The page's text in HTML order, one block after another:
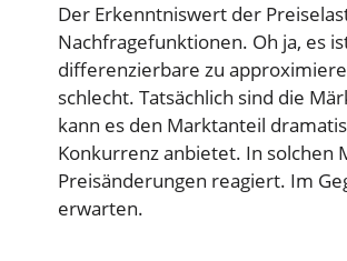
Der Erkenntniswert der
Nachfragefunktionen. Oh ja, es
differenzierbare zu
schlecht. Tatsächlich sind die
kann es den Marktanteil
Konkurrenz anbietet. In solchen
Preisänderungen reagiert. Im
erwarten.